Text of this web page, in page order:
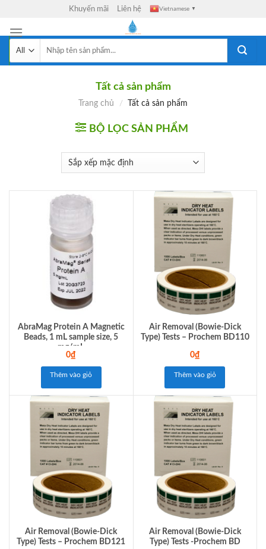
content
Khuyến mãi Liên hệ Vietnamese ▼
kiếm:
Tất cả sản phẩm
Trang chủ / Tất cả sản phẩm
BỘ LỌC SẢN PHẨM
AbraMag Protein A Magnetic
Beads, 1 mL sample size, 5
mg/mL
0₫
Thêm vào giỏ
Air Removal (Bowie-Dick
Type) Tests – Prochem BD110
0₫
Thêm vào giỏ
Air Removal (Bowie-Dick
Type) Tests – Prochem BD121
Air Removal (Bowie-Dick
Type) Tests -Prochem BD